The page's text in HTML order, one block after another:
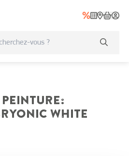
PEINTURE:
WHITE